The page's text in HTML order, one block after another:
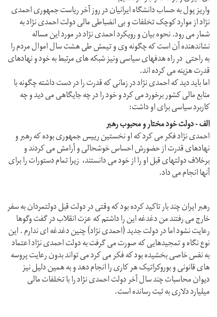
واریز پول به حساب دانشگاه ایرانیان در روز آخر ریاست جمهوری احمدی
نژاد از موارد کوچک تخلفات و بی انضباطی مالی دولت احمدی نژاد به
شمار می رود. نحوه بیان و رویکرد احمدی نژاد در مورد این مساله
نشاندهنده آن است که چگونه وی و تیمش طی هشت سال اموال مردم را
به راحتی در راه هدفهای سیاسی ونیز شبکه های مرتبط به خود و نهادهای
قدرت هزینه می کرده اند.
اما باید دید که احمدی نژاد در زمانی که قدرت را در دست داشته چگونه با
منابع مالی کشور برخورد می کرد و خود را در چه جایگاهی می دید و چه
کاربرد سیاسی برای او داشت:
الف - دولت خود مختار و محبوب رهبر
احمدی نژاد فکر می کرد که او نخستین رییس جمهوری بوده که رهبر و
نهادهای قدرت از حضورش احساس خوشحالی و آرامش می کردند و
برخلاف دولتهای قبل او را از خود می دانستند، زیرا تمام دستورات را برای
آنها انجام می داد.
رهبر ایران چند بار تاکید کرده بود که وقتی در دولت قبل دولتمردان به سفر
خارج می رفتند من دغدغه این را داشتم که عزت انقلاب در گفت وگوها
رعایت نشود اما در دولت جدید (احمدی نژاد) چنین دغدغه ای ندارم . این
نوع نگاه و تمجیدهایی که صورت می گرفت به دولت احمدی نژاد اعتماد
به نفس خاصی بخشیده بود که فکر می کرد می تواند بدون رعایت پروسه
های قانونی و بوروکراتیک هر کاری را انجام دهد و به همین دلیل نیز
دیوان محاسبات چند سال آخر دولت احمدی نژاد را با تخلفات مالی
میلیارد دلاری به ثبت رسانده است.